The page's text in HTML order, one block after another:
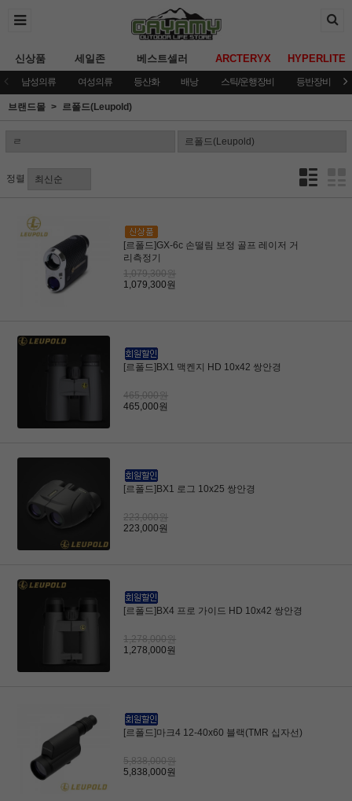
신상품 세일존 베스트셀러 ARCTERYX HYPERLITE
남성의류 여성의류 등산화 배낭 스틱/운행장비 등반장비
브랜드몰 르폴드(Leupold)
정렬
[르폴드]GX-6c 손떨림 보정 골프 레이저 거
리측정기
1,079,300원
1,079,300원
[르폴드]BX1 맥켄지 HD 10x42 쌍안경
465,000원
465,000원
[르폴드]BX1 로그 10x25 쌍안경
223,000원
223,000원
[르폴드]BX4 프로 가이드 HD 10x42 쌍안경
1,278,000원
1,278,000원
[르폴드]마크4 12-40x60 블랙(TMR 십자선)
5,838,000원
5,838,000원